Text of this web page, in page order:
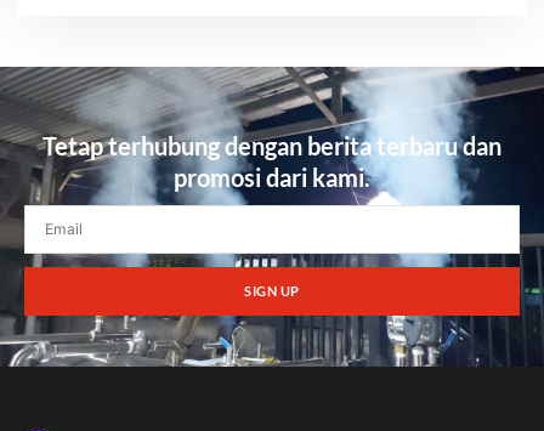
Tetap terhubung dengan berita terbaru dan
promosi dari kami.
SIGN UP